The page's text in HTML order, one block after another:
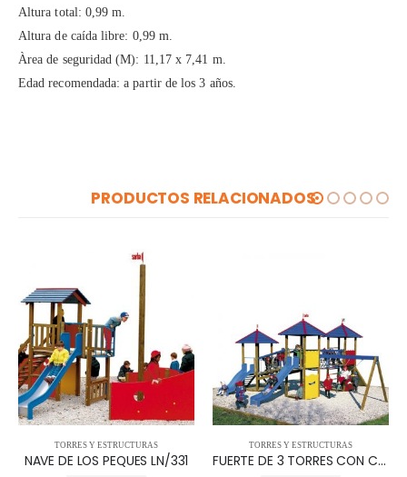
Altura total: 0,99 m.
Altura de caída libre: 0,99 m.
Àrea de seguridad (M): 11,17 x 7,41 m.
Edad recomendada: a partir de los 3 años.
PRODUCTOS RELACIONADOS
TORRES Y ESTRUCTURAS
NAVE DE LOS PEQUES LN/331
TORRES Y ESTRUCTURAS
FUERTE DE 3 TORRES CON COLUMPIO L/367.S